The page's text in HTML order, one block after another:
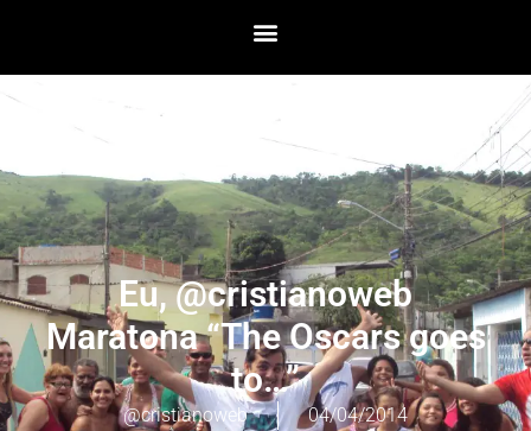
Eu, @cristianoweb
Maratona “The Oscars goes
to…”
@cristianoweb
04/04/2014